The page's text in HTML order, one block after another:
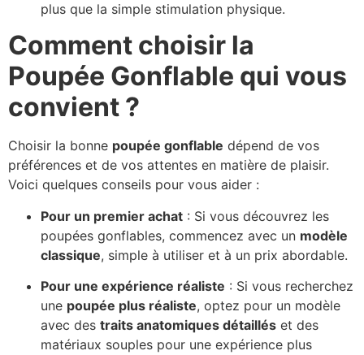
plus que la simple stimulation physique.
Comment choisir la
Poupée Gonflable qui vous
convient ?
Choisir la bonne poupée gonflable dépend de vos
préférences et de vos attentes en matière de plaisir.
Voici quelques conseils pour vous aider :
Pour un premier achat : Si vous découvrez les
poupées gonflables, commencez avec un modèle
classique, simple à utiliser et à un prix abordable.
Pour une expérience réaliste : Si vous recherchez
une poupée plus réaliste, optez pour un modèle
avec des traits anatomiques détaillés et des
matériaux souples pour une expérience plus